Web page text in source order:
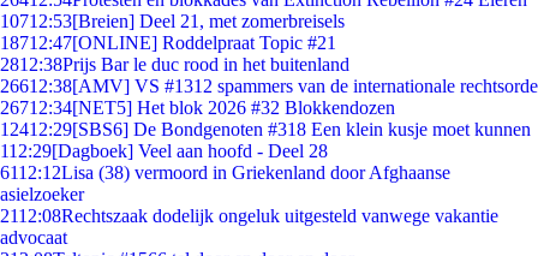
10712:53[Breien] Deel 21, met zomerbreisels
18712:47[ONLINE] Roddelpraat Topic #21
2812:38Prijs Bar le duc rood in het buitenland
26612:38[AMV] VS #1312 spammers van de internationale rechtsorde
26712:34[NET5] Het blok 2026 #32 Blokkendozen
12412:29[SBS6] De Bondgenoten #318 Een klein kusje moet kunnen
112:29[Dagboek] Veel aan hoofd - Deel 28
6112:12Lisa (38) vermoord in Griekenland door Afghaanse
asielzoeker
2112:08Rechtszaak dodelijk ongeluk uitgesteld vanwege vakantie
advocaat